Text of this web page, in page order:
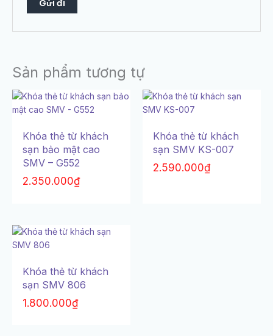
Sản phẩm tương tự
Khóa thẻ từ khách
sạn bảo mật cao
SMV – G552
2.350.000₫
Khóa thẻ từ khách
sạn SMV KS-007
2.590.000₫
Khóa thẻ từ khách
sạn SMV 806
1.800.000₫